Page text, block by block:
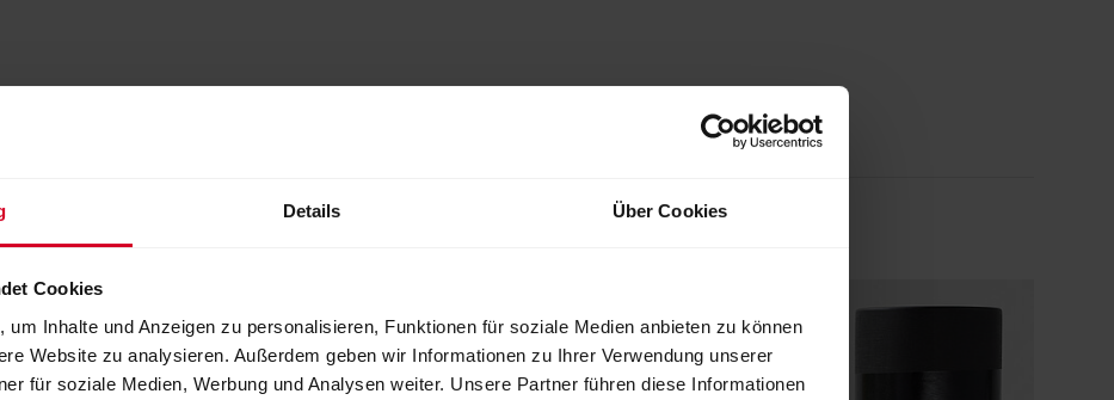
Details Über Cookies
Cookies
um Inhalte und Anzeigen zu personalisieren, Funktionen für soziale Medien anbieten zu können
Website zu analysieren. Außerdem geben wir Informationen zu Ihrer Verwendung unserer
für soziale Medien, Werbung und Analysen weiter. Unsere Partner führen diese Informationen